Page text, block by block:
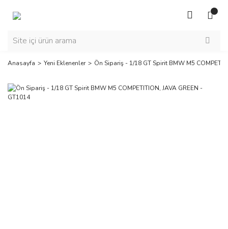
Anasayfa Yeni Eklenenler Ön Sipariş - 1/18 GT Spirit BMW M5